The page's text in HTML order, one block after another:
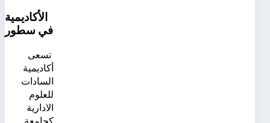
الأكاديمية
في سطور
تسعى
أكاديمية
السادات
للعلوم
الادارية